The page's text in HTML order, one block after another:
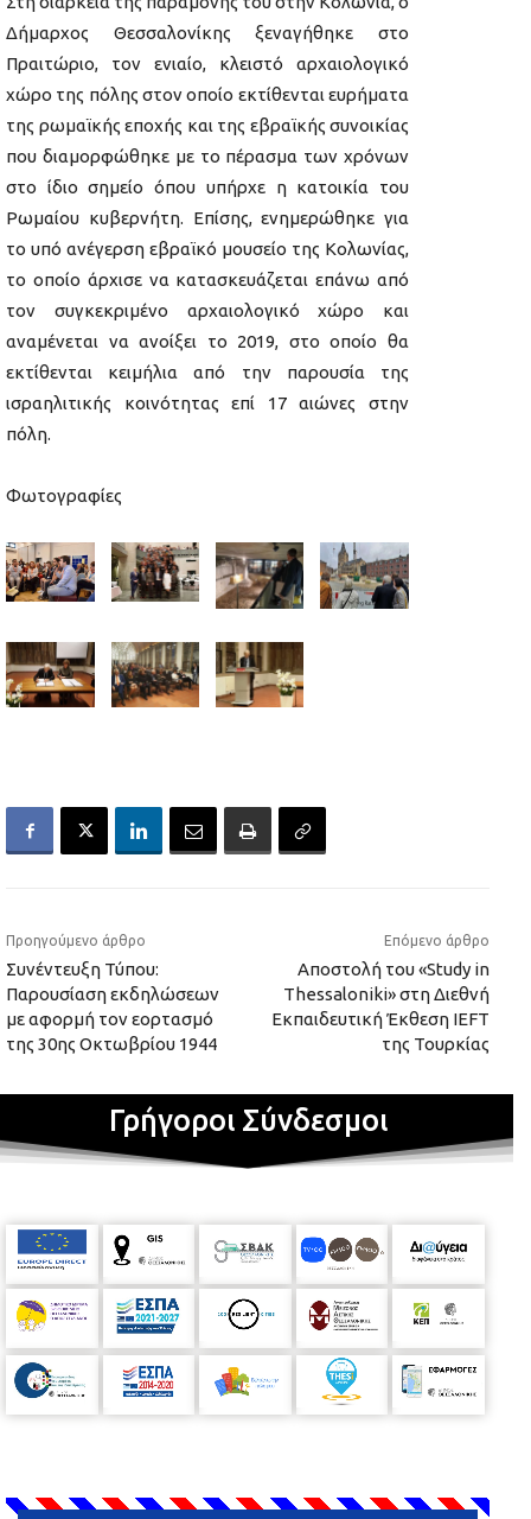
Δήμαρχος Θεσσαλονίκης ξεναγήθηκε στο
Πραιτώριο, τον ενιαίο, κλειστό αρχαιολογικό
χώρο της πόλης στον οποίο εκτίθενται ευρήματα
της ρωμαϊκής εποχής και της εβραϊκής συνοικίας
που διαμορφώθηκε με το πέρασμα των χρόνων
στο ίδιο σημείο όπου υπήρχε η κατοικία του
Ρωμαίου κυβερνήτη. Επίσης, ενημερώθηκε για
το υπό ανέγερση εβραϊκό μουσείο της Κολωνίας,
το οποίο άρχισε να κατασκευάζεται επάνω από
τον συγκεκριμένο αρχαιολογικό χώρο και
αναμένεται να ανοίξει το 2019, στο οποίο θα
εκτίθενται κειμήλια από την παρουσία της
ισραηλιτικής κοινότητας επί 17 αιώνες στην
πόλη.
Φωτογραφίες
Προηγούμενο άρθρο
Συνέντευξη Τύπου:
Παρουσίαση εκδηλώσεων
με αφορμή τον εορτασμό
της 30ης Οκτωβρίου 1944
Επόμενο άρθρο
Αποστολή του «Study in
Thessaloniki» στη Διεθνή
Εκπαιδευτική Έκθεση IEFT
της Τουρκίας
Γρήγοροι Σύνδεσμοι